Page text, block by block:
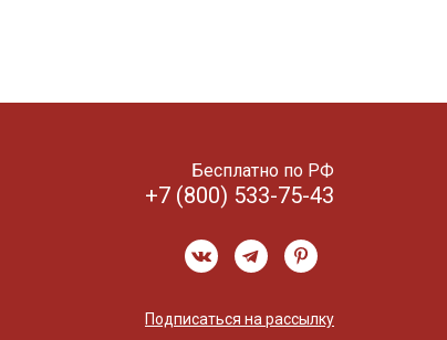
Бесплатно по РФ
+7 (800) 533-75-43
Подписаться на рассылку